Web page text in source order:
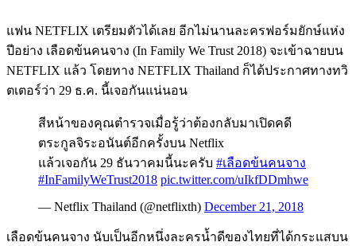
แฟน NETFLIX เตรียมตัวได้เลย อีกไม่นานละครฟอร์มยักษ์แห่ง
ปีอย่าง เลือดข้นคนจาง (In Family We Trust 2018) จะเข้าฉายบน
NETFLIX แล้ว โดยทาง NETFLIX Thailand ก็ได้ประกาศทางทวิ
ตเตอร์ว่า 29 ธ.ค. นี้เจอกันแน่นอน
สีหน้าของคุณตำรวจเมื่อรู้ว่าต้องกลับมาเปิดคดี
ตระกูลจิระอนันต์อีกครั้งบน Netflix
แล้วเจอกัน 29 ธันวาคมนี้นะครับ #เลือดข้นคนจาง
#InFamilyWeTrust2018 pic.twitter.com/uIkfDDmhwe
— Netflix Thailand (@netflixth) December 21, 2018
เลือดข้นคนจาง นับเป็นอีกหนึ่งละครน้ำดีของไทยที่ได้กระแสบน